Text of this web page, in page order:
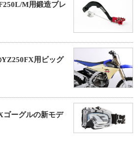
M用鍛造ブレ
用ビッグ
ゴーグルの新モデ